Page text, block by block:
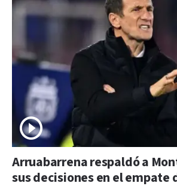
Arruabarrena respaldó a
sus decisiones en el empate